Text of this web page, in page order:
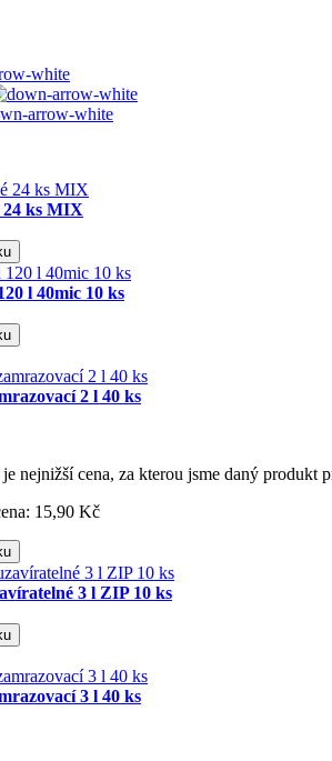
24 ks MIX
l 40mic 10 ks
2 l 40 ks
je nejnižší cena, za kterou jsme daný produkt
15,90 Kč
3 l ZIP 10 ks
3 l 40 ks